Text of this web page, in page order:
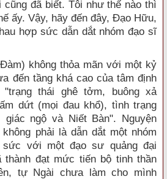
đã biết. Tôi như thế nào thì
ấy. Vậy, hãy đến đây, Đạo Hữu,
hợp sức dẫn dắt nhóm đạo sĩ
không thỏa mãn với một kỷ
đến tầng khá cao của tâm định
"trạng thái ghê tởm, buông xả
dứt (mọi đau khổ), tình trạng
ngộ và Niết Bàn". Nguyện
phải là dẫn dắt một nhóm
với một đạo sư quảng đại
thành đạt mức tiến bộ tinh thần
tự Ngài chưa làm cho mình